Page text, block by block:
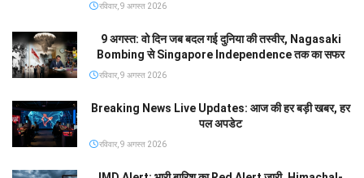
रविवार, 9 अगस्त 2026
9 अगस्त: वो दिन जब बदल गई दुनिया की तस्वीर, Nagasaki
Bombing से Singapore Independence तक का सफर
रविवार, 9 अगस्त 2026
Breaking News Live Updates: आज की हर बड़ी खबर, हर
पल अपडेट
रविवार, 9 अगस्त 2026